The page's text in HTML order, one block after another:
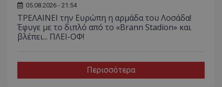
05.08.2026 - 21:54
ΤΡΕΛΑΙΝΕΙ την Ευρώπη η αρμάδα του Λοσάδα!
Έφυγε με το διπλό από το «Brann Stadion» και
βλέπει... ΠΛΕΙ-ΟΦ!
Περισσότερα